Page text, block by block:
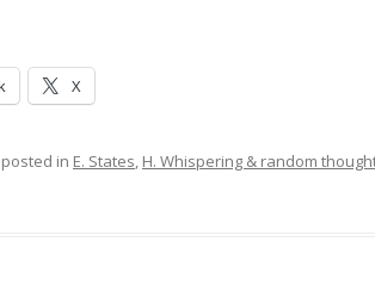
X
in E. States, H. Whispering & random